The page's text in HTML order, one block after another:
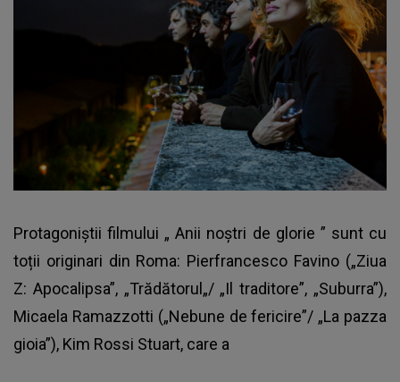
Protagoniștii filmului „Anii noștri de glorie ” sunt cu
toții originari din Roma: Pierfrancesco Favino („Ziua
Z: Apocalipsa”, „Trădătorul„/ „Il traditore”, „Suburra”),
Micaela Ramazzotti („Nebune de fericire”/ „La pazza
gioia”), Kim Rossi Stuart, care a